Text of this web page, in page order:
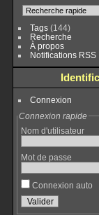
Tags(144)
Recherche
À propos
Notifications RSS
Connexion
Connexion rapide
Nom d'utilisateur
Mot de passe
Connexion auto